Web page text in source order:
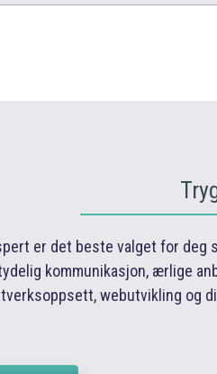
er det beste valget for
kommunikasjon, ærlige
webutvikling og